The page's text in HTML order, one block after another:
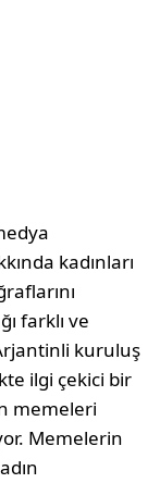
kadınları
farklı ve
kuruluş
ilgi çekici bir
memeleri
Memelerin